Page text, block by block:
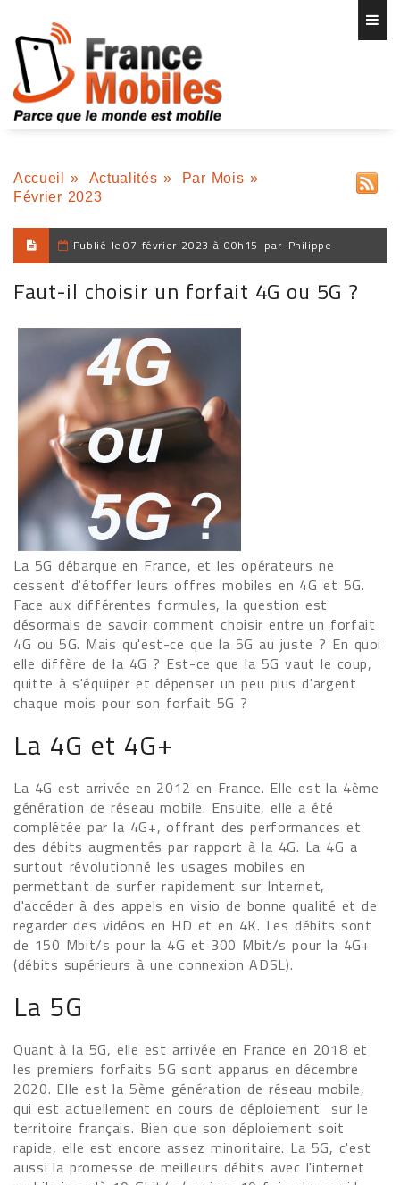
Accueil » Actualités » Par Mois »
Février 2023
Publié le 07 février 2023 à 00h15 par Philippe
Faut-il choisir un forfait 4G ou 5G ?
La 5G débarque en France, et les opérateurs ne
cessent d'étoffer leurs offres mobiles en 4G et 5G.
Face aux différentes formules, la question est
désormais de savoir comment choisir entre un forfait
4G ou 5G. Mais qu'est-ce que la 5G au juste ? En quoi
elle diffère de la 4G ? Est-ce que la 5G vaut le coup,
quitte à s'équiper et dépenser un peu plus d'argent
chaque mois pour son forfait 5G ?
La 4G et 4G+
La 4G est arrivée en 2012 en France. Elle est la 4ème
génération de réseau mobile. Ensuite, elle a été
complétée par la 4G+, offrant des performances et
des débits augmentés par rapport à la 4G. La 4G a
surtout révolutionné les usages mobiles en
permettant de surfer rapidement sur Internet,
d'accéder à des appels en visio de bonne qualité et de
regarder des vidéos en HD et en 4K. Les débits sont
de 150 Mbit/s pour la 4G et 300 Mbit/s pour la 4G+
(débits supérieurs à une connexion ADSL).
La 5G
Quant à la 5G, elle est arrivée en France en 2018 et
les premiers forfaits 5G sont apparus en décembre
2020. Elle est la 5ème génération de réseau mobile,
qui est actuellement en cours de déploiement sur le
territoire français. Bien que son déploiement soit
rapide, elle est encore assez minoritaire. La 5G, c'est
aussi la promesse de meilleurs débits avec l'internet